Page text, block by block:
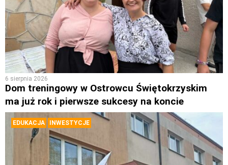
6 sierpnia 2026
Dom treningowy w Ostrowcu Świętokrzyskim
ma już rok i pierwsze sukcesy na koncie
EDUKACJA INWESTYCJE